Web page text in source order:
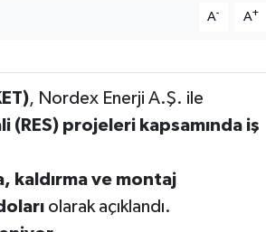
A- A+
, Nordex Enerji A.Ş. ile
(RES) projeleri kapsamında iş
kaldırma ve montaj
olarak açıklandı.